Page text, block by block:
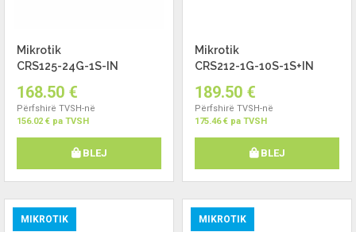
Mikrotik
CRS125-24G-1S-IN
168.50 €
Përfshirë TVSH-në
156.02 € pa TVSH
BLEJ
Mikrotik
CRS212-1G-10S-1S+IN
189.50 €
Përfshirë TVSH-në
175.46 € pa TVSH
BLEJ
MIKROTIK MIKROTIK